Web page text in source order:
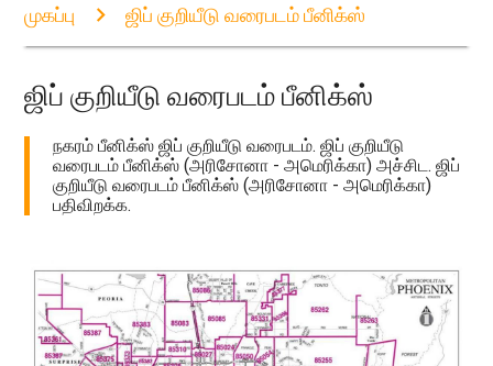
முகப்பு ஜிப் குறியீடு வரைபடம் பீனிக்ஸ்
ஜிப் குறியீடு வரைபடம் பீனிக்ஸ்
நகரம் பீனிக்ஸ் ஜிப் குறியீடு வரைபடம். ஜிப் குறியீடு
வரைபடம் பீனிக்ஸ் (அரிசோனா - அமெரிக்கா) அச்சிட. ஜிப்
குறியீடு வரைபடம் பீனிக்ஸ் (அரிசோனா - அமெரிக்கா)
பதிவிறக்க.